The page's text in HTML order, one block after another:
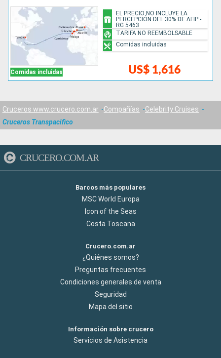
Comidas incluidas US$ 1,616
EL PRECIO NO INCLUYE LA
PERCEPCIÓN DEL 30% DE AFIP -
RG 5463
TARIFA NO REEMBOLSABLE
Comidas incluidas
Cruceros www.crucero.com.ar Compañías
Celebrity Cruises
Cruceros Transpacifico
CRUCERO.COM.AR
Barcos más populares
MSC World Europa
Icon of the Seas
Costa Toscana
Crucero.com.ar
¿Quiénes somos?
Preguntas frecuentes
Condiciones generales de venta
Seguridad
Mapa del sitio
Información sobre crucero
Servicios de Asistencia